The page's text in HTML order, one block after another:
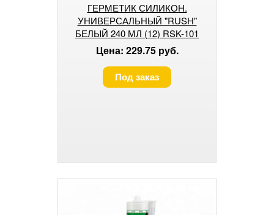
ГЕРМЕТИК СИЛИКОН.
УНИВЕРСАЛЬНЫЙ "RUSH"
БЕЛЫЙ 240 МЛ (12) RSK-101
Цена: 229.75 руб.
Под заказ